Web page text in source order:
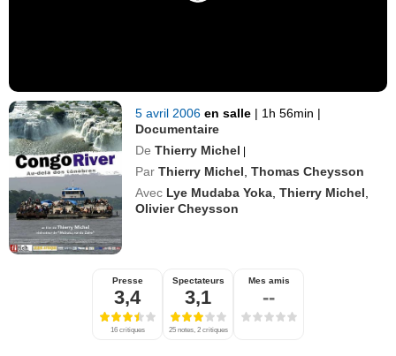
5 avril 2006en salle | 1h 56min |
Documentaire
De Thierry Michel |
Par Thierry Michel ,Thomas Cheysson
Avec Lye Mudaba Yoka ,Thierry Michel
Olivier Cheysson
Presse
3,4
16 critiques
Spectateurs
3,1
25 notes, 2 critiques
Mes amis
--